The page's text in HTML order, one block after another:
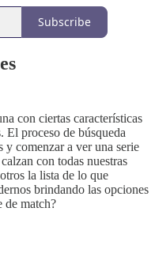
Subscribe
con ciertas características
El proceso de búsqueda
comenzar a ver una serie
con todas nuestras
la lista de lo que
brindando las opciones
de match?